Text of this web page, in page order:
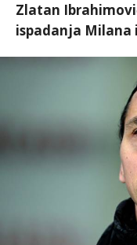
Zlatan
ispadanja Milana